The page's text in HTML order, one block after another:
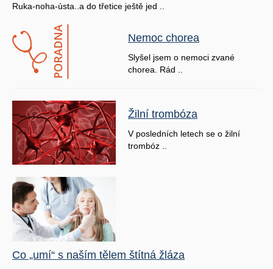
Ruka-noha-ústa..a do třetice ještě jed ..
Nemoc chorea
Slyšel jsem o nemoci zvané
chorea. Rád ..
Žilní trombóza
V posledních letech se o žilní
trombóz ..
Co „umí“ s naším tělem štítná žláza